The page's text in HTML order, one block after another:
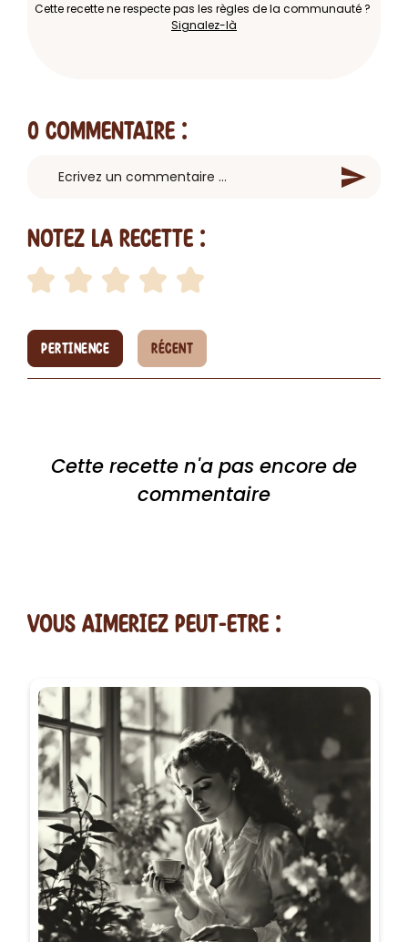
Cette recette ne respecte pas les règles de la communauté ?
Signalez-là
0 Commentaire :
Notez la recette :
PERTINENCE RÉCENT
Cette recette n'a pas encore de
commentaire
vous AIMERiEZ PEUT-ETRE :